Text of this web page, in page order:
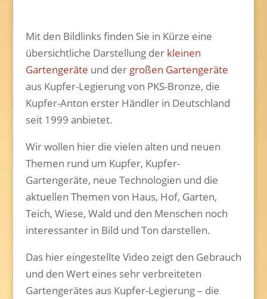
Mit den Bildlinks finden Sie in Kürze eine
übersichtliche Darstellung der kleinen
Gartengeräte und der großen Gartengeräte
aus Kupfer-Legierung von PKS-Bronze, die
Kupfer-Anton erster Händler in Deutschland
seit 1999 anbietet.
Wir wollen hier die vielen alten und neuen
Themen rund um Kupfer, Kupfer-
Gartengeräte, neue Technologien und die
aktuellen Themen von Haus, Hof, Garten,
Teich, Wiese, Wald und den Menschen noch
interessanter in Bild und Ton darstellen.
Das hier eingestellte Video zeigt den Gebrauch
und den Wert eines sehr verbreiteten
Gartengerätes aus Kupfer-Legierung – die